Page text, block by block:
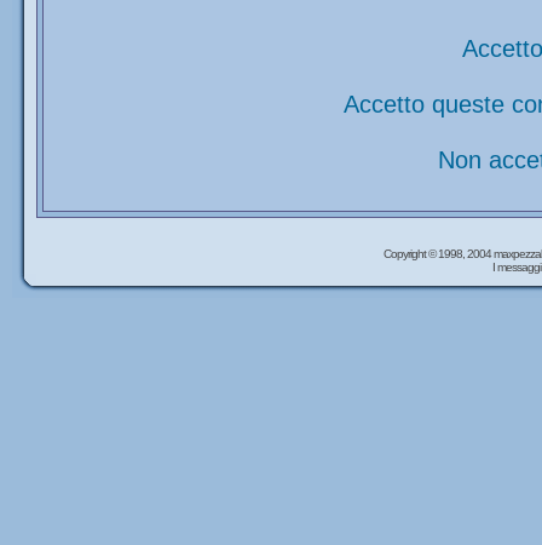
Accetto queste
Non
Copyright © 1998, 2004
I